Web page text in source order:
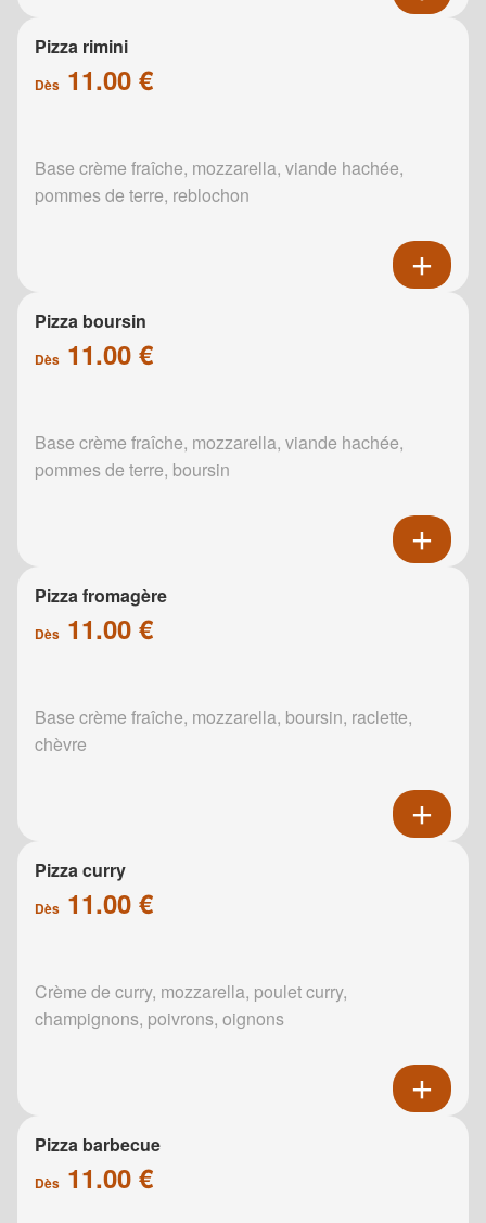
Pizza rimini
Dès 11.00 €
Base crème fraîche, mozzarella, viande hachée,
pommes de terre, reblochon
Pizza boursin
Dès 11.00 €
Base crème fraîche, mozzarella, viande hachée,
pommes de terre, boursin
Pizza fromagère
Dès 11.00 €
Base crème fraîche, mozzarella, boursin, raclette,
chèvre
Pizza curry
Dès 11.00 €
Crème de curry, mozzarella, poulet curry,
champignons, poivrons, oignons
Pizza barbecue
Dès 11.00 €